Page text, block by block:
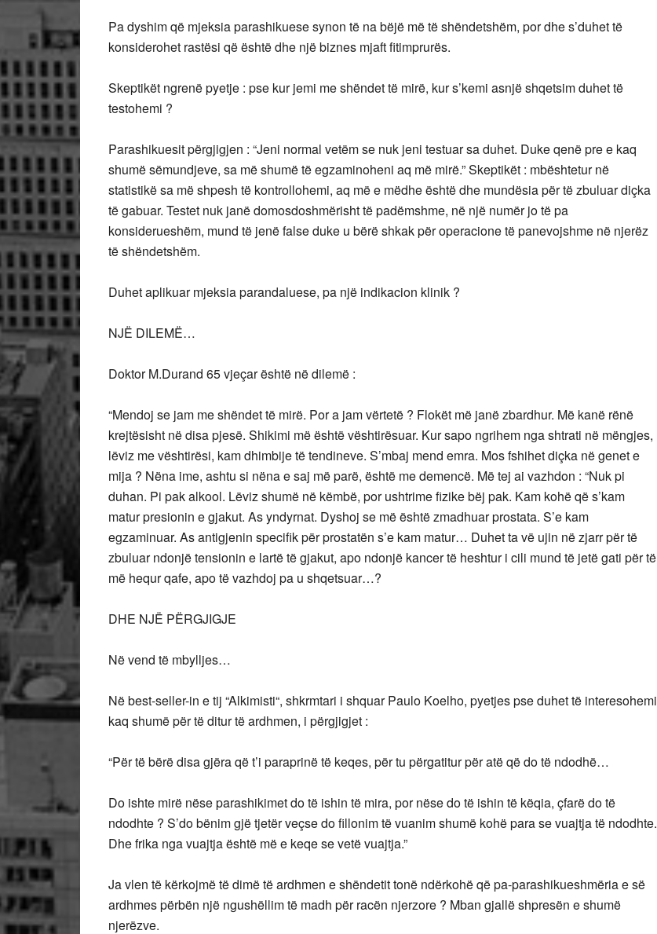
Pa dyshim që mjeksia parashikuese synon të na bëjë më të shëndetshëm, por dhe s’duhet të
konsiderohet rastësi që është dhe një biznes mjaft fitimprurës.
Skeptikët ngrenë pyetje : pse kur jemi me shëndet të mirë, kur s’kemi asnjë shqetsim duhet të
testohemi ?
Parashikuesit përgjigjen : “Jeni normal vetëm se nuk jeni testuar sa duhet. Duke qenë pre e kaq
shumë sëmundjeve, sa më shumë të egzaminoheni aq më mirë.” Skeptikët : mbështetur në
statistikë sa më shpesh të kontrollohemi, aq më e mëdhe është dhe mundësia për të zbuluar diçka
të gabuar. Testet nuk janë domosdoshmërisht të padëmshme, në një numër jo të pa
konsiderueshëm, mund të jenë false duke u bërë shkak për operacione të panevojshme në njerëz
të shëndetshëm.
Duhet aplikuar mjeksia parandaluese, pa një indikacion klinik ?
NJË DILEMË…
Doktor M.Durand 65 vjeçar është në dilemë :
“Mendoj se jam me shëndet të mirë. Por a jam vërtetë ? Flokët më janë zbardhur. Më kanë rënë
krejtësisht në disa pjesë. Shikimi më është vështirësuar. Kur sapo ngrihem nga shtrati në mëngjes,
lëviz me vështirësi, kam dhimbije të tendineve. S’mbaj mend emra. Mos fshihet diçka në genet e
mija ? Nëna ime, ashtu si nëna e saj më parë, është me demencë. Më tej ai vazhdon : “Nuk pi
duhan. Pi pak alkool. Lëviz shumë në këmbë, por ushtrime fizike bëj pak. Kam kohë që s’kam
matur presionin e gjakut. As yndyrnat. Dyshoj se më është zmadhuar prostata. S’e kam
egzaminuar. As antigjenin specifik për prostatën s’e kam matur… Duhet ta vë ujin në zjarr për të
zbuluar ndonjë tensionin e lartë të gjakut, apo ndonjë kancer të heshtur i cili mund të jetë gati për të
më hequr qafe, apo të vazhdoj pa u shqetsuar…?
DHE NJË PËRGJIGJE
Në vend të mbylljes…
Në best-seller-in e tij “Alkimisti“, shkrmtari i shquar Paulo Koelho, pyetjes pse duhet të interesohemi
kaq shumë për të ditur të ardhmen, i përgjigjet :
“Për të bërë disa gjëra që t’i paraprinë të keqes, për tu përgatitur për atë që do të ndodhë…
Do ishte mirë nëse parashikimet do të ishin të mira, por nëse do të ishin të këqia, çfarë do të
ndodhte ? S’do bënim gjë tjetër veçse do fillonim të vuanim shumë kohë para se vuajtja të ndodhte.
Dhe frika nga vuajtja është më e keqe se vetë vuajtja.”
Ja vlen të kërkojmë të dimë të ardhmen e shëndetit tonë ndërkohë që pa-parashikueshmëria e së
ardhmes përbën një ngushëllim të madh për racën njerzore ? Mban gjallë shpresën e shumë
njerëzve.